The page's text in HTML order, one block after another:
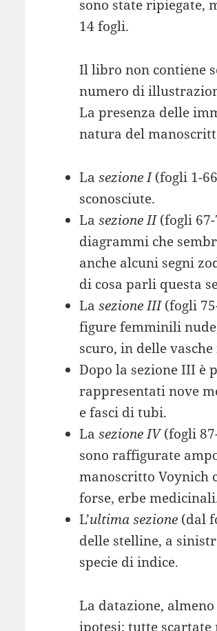
sono state ripiegate,
14 fogli.
Il libro non contiene
numero di
La presenza delle
natura del
Lasezione I(fogli 1-
sconosciute.
Lasezione II(fogli 67-
diagrammi che
anche alcuni segni
di cosa parli questa
Lasezione III(fogli
figure femminili
scuro, in delle
Dopo la sezione III è
rappresentati nove
e fasci di tubi.
Lasezione IV(fogli
sono raffigurate
manoscritto Voynich
forse, erbe
L’ultima sezione (dal
delle stelline, a
specie di indice.
La datazione,
ipotesi; tutte scartate